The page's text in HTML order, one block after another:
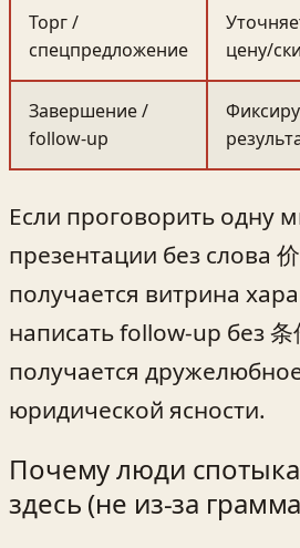
Торг /
спецпредложение
цену/
Завершение /
follow‑up
Если проговорить одну
презентации без слова
получается витрина
написать follow‑up без
получается
юридической ясности.
Почему люди
здесь (не из-за